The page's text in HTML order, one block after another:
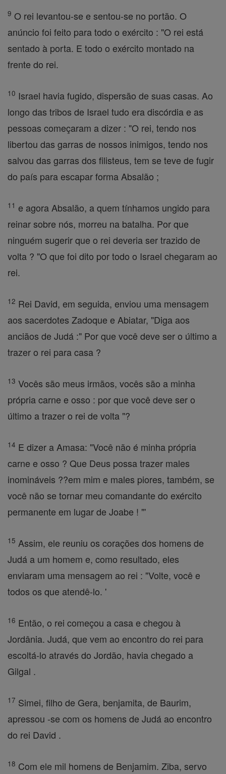
9 O rei levantou-se e sentou-se no portão. O
anúncio foi feito para todo o exército : "O rei está
sentado à porta. E todo o exército montado na
frente do rei.
10 Israel havia fugido, dispersão de suas casas. Ao
longo das tribos de Israel tudo era discórdia e as
pessoas começaram a dizer : "O rei, tendo nos
libertou das garras de nossos inimigos, tendo nos
salvou das garras dos filisteus, tem se teve de fugir
do país para escapar forma Absalão ;
11 e agora Absalão, a quem tínhamos ungido para
reinar sobre nós, morreu na batalha. Por que
ninguém sugerir que o rei deveria ser trazido de
volta ? "O que foi dito por todo o Israel chegaram ao
rei.
12 Rei David, em seguida, enviou uma mensagem
aos sacerdotes Zadoque e Abiatar, "Diga aos
anciãos de Judá :" Por que você deve ser o último a
trazer o rei para casa ?
13 Vocês são meus irmãos, vocês são a minha
própria carne e osso : por que você deve ser o
último a trazer o rei de volta "?
14 E dizer a Amasa: "Você não é minha própria
carne e osso ? Que Deus possa trazer males
inomináveis ??em mim e males piores, também, se
você não se tornar meu comandante do exército
permanente em lugar de Joabe ! "'
15 Assim, ele reuniu os corações dos homens de
Judá a um homem e, como resultado, eles
enviaram uma mensagem ao rei : "Volte, você e
todos os que atendê-lo. '
16 Então, o rei começou a casa e chegou à
Jordânia. Judá, que vem ao encontro do rei para
escoltá-lo através do Jordão, havia chegado a
Gilgal .
17 Simei, filho de Gera, benjamita, de Baurim,
apressou -se com os homens de Judá ao encontro
do rei David .
18 Com ele mil homens de Benjamim. Ziba, servo